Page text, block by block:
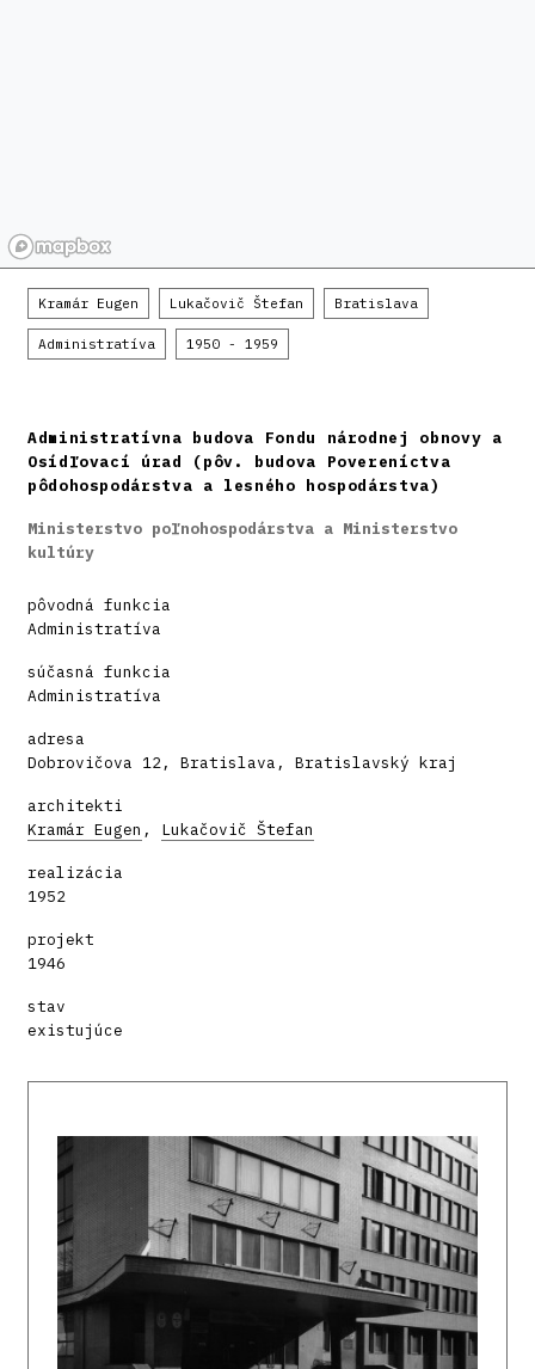
Kramár Eugen Lukačovič Štefan Bratislava
Administratíva 1950 - 1959
Administratívna budova Fondu národnej obnovy a
Osídľovací úrad (pôv. budova Povereníctva
pôdohospodárstva a lesného hospodárstva)
Ministerstvo poľnohospodárstva a Ministerstvo
kultúry
pôvodná funkcia
Administratíva
súčasná funkcia
Administratíva
adresa
Dobrovičova 12, Bratislava, Bratislavský kraj
architekti
Kramár Eugen , Lukačovič Štefan
realizácia
1952
projekt
1946
stav
existujúce